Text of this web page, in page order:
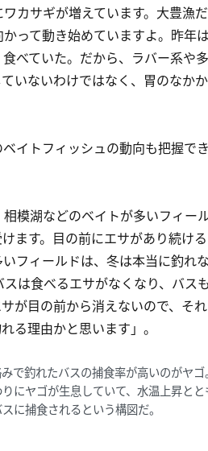
カサギが増えています。大豊漁
って動き始めていますよ。昨年
べていた。だから、ラバー系や
いないわけではなく、胃のなか
イトフィッシュの動向も把握でき
模湖などのベイトが多いフィー
ます。目の前にエサがあり続け
フィールドは、冬は本当に釣れな
は食べるエサがなくなり、バス
が目の前から消えないので、そ
る理由かと思います」。
で釣れたバスの捕食率が高いのがヤ
にヤゴが生息していて、水温上昇とと
に捕食されるという構図だ。